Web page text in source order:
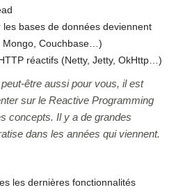
bases de données deviennent
Mongo, Couchbase…)
réactifs (Netty, Jetty, OkHttp…)
être aussi pour vous, il est
sur le Reactive Programming
concepts. Il y a de grandes
dans les années qui viennent.
les dernières fonctionnalités